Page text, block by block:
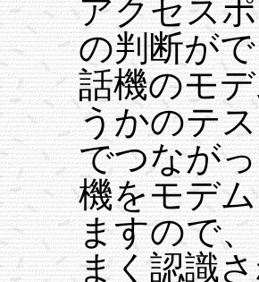
アクセス
の判断が
話機のモ
うかのテ
でつなが
機をモデ
ますので
まく認識